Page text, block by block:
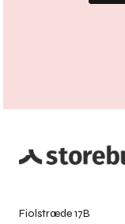
Fiolstræde 17B